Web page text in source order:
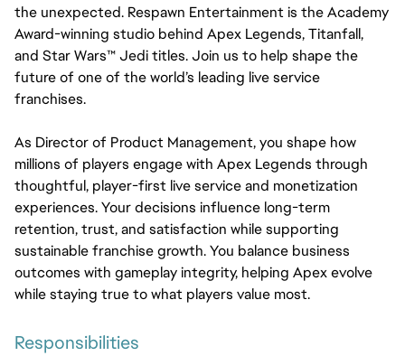
the unexpected. Respawn Entertainment is the Academy
Award-winning studio behind Apex Legends, Titanfall,
and Star Wars™ Jedi titles. Join us to help shape the
future of one of the world’s leading live service
franchises.
As Director of Product Management, you shape how
millions of players engage with Apex Legends through
thoughtful, player-first live service and monetization
experiences. Your decisions influence long-term
retention, trust, and satisfaction while supporting
sustainable franchise growth. You balance business
outcomes with gameplay integrity, helping Apex evolve
while staying true to what players value most.
Responsibilities